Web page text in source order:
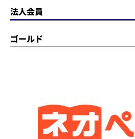
法人会員
ゴールド